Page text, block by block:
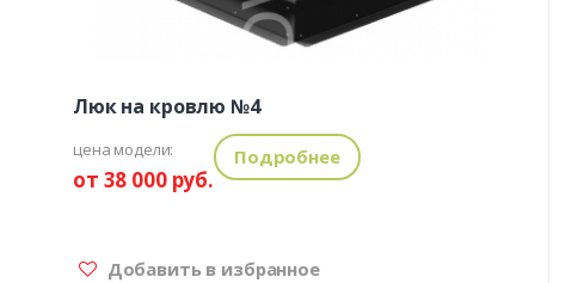
Люк на кровлю №4
цена модели:
от 38 000 руб.
Подробнее
Добавить в избранное